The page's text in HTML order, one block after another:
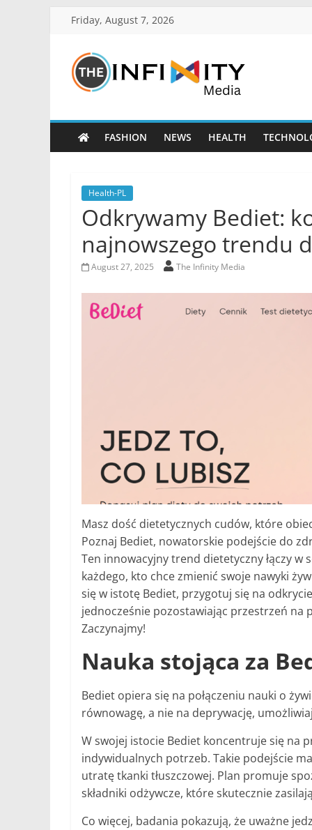
Friday, August 7, 2026
FASHION NEWS HEALTH
Health-PL
Odkrywamy Bediet:
najnowszego trendu
August 27, 2025 The Infinity Media
Masz dość dietetycznych cudów, które
Poznaj Bediet, nowatorskie podejście do
Ten innowacyjny trend dietetyczny łączy
każdego, kto chce zmienić swoje nawyki
się w istotę Bediet, przygotuj się na
jednocześnie pozostawiając przestrzeń na
Zaczynajmy!
Nauka stojąca za
Bediet opiera się na połączeniu nauki o
równowagę, a nie na deprywację,
W swojej istocie Bediet koncentruje się na
indywidualnych potrzeb. Takie podejście
utratę tkanki tłuszczowej. Plan promuje
składniki odżywcze, które skutecznie
Co więcej, badania pokazują, że uważne